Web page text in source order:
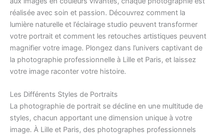
réalisée avec soin et passion. Découvrez comment la
lumière naturelle et l’éclairage studio peuvent transformer
votre portrait et comment les retouches artistiques peuvent
magnifier votre image. Plongez dans l’univers captivant de
la photographie professionnelle à Lille et Paris, et laissez
votre image raconter votre histoire.
Les Différents Styles de Portraits
La photographie de portrait se décline en une multitude de
styles, chacun apportant une dimension unique à votre
image. À Lille et Paris, des photographes professionnels